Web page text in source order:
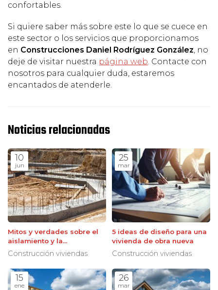
confortables.
Si quiere saber más sobre este lo que se cuece en
este sector o los servicios que proporcionamos
en Construcciones Daniel Rodríguez González, no
deje de visitar nuestra página web. Contacte con
nosotros para cualquier duda, estaremos
encantados de atenderle.
Noticias relacionadas
10
jun
Mitos y verdades sobre el
aislamiento y la
cimentación en obra nueva
Construcción viviendas
25
mar
5 ideas de diseño para una
vivienda de obra nueva
Construcción viviendas
15
ene
26
mar